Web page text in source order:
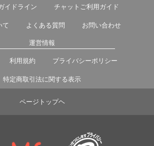
イドライン チャットご利用ガイド
て よくある質問 お問い合わせ
運営情報
利用規約 プライバシーポリシー
特定商取引法に関する表示
ページトップヘ